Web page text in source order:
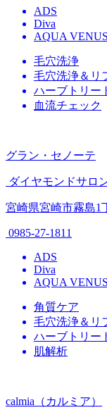
ADS
Diva
AQUA VENUS
毛穴洗浄
毛穴洗浄＆リ
ハーブトリー
血流チェック
グラン・セノーテ
ダイヤモンドサロ
宮崎県宮崎市霧島1
0985-27-1811
ADS
Diva
AQUA VENUS
角質ケア
毛穴洗浄＆リ
ハーブトリー
肌解析
calmia（カルミア）